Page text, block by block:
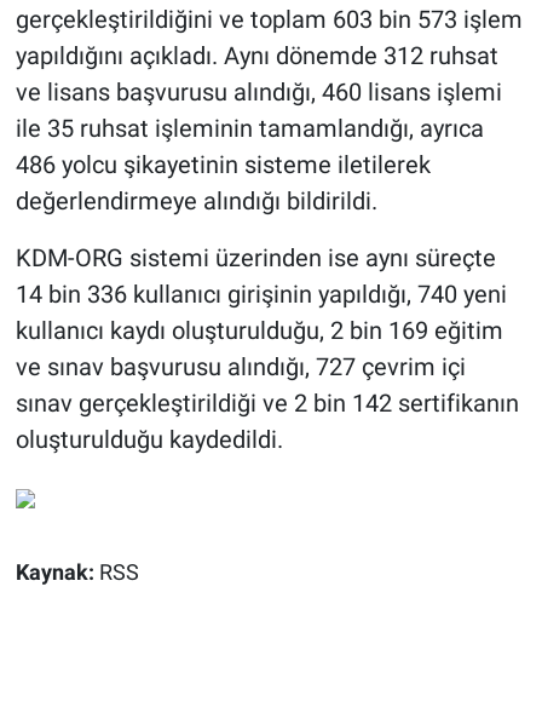
gerçekleştirildiğini ve toplam 603 bin 573 işlem
yapıldığını açıkladı. Aynı dönemde 312 ruhsat
ve lisans başvurusu alındığı, 460 lisans işlemi
ile 35 ruhsat işleminin tamamlandığı, ayrıca
486 yolcu şikayetinin sisteme iletilerek
değerlendirmeye alındığı bildirildi.
KDM-ORG sistemi üzerinden ise aynı süreçte
14 bin 336 kullanıcı girişinin yapıldığı, 740 yeni
kullanıcı kaydı oluşturulduğu, 2 bin 169 eğitim
ve sınav başvurusu alındığı, 727 çevrim içi
sınav gerçekleştirildiği ve 2 bin 142 sertifikanın
oluşturulduğu kaydedildi.
Kaynak: RSS